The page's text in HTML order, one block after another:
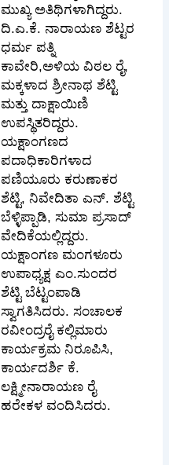
ಮುಖ್ಯ ಅತಿಥಿಗಳಾಗಿದ್ದರು.
ದಿ.ಎ.ಕೆ. ನಾರಾಯಣ ಶೆಟ್ಟರ
ಧರ್ಮ ಪತ್ನಿ
ಕಾವೇರಿ,ಅಳಿಯ ವಿಠಲ ರೈ,
ಮಕ್ಕಳಾದ ಶ್ರೀನಾಥ ಶೆಟ್ಟಿ
ಮತ್ತು ದಾಕ್ಷಾಯಿಣಿ
ಉಪಸ್ಥಿತರಿದ್ದರು.
ಯಕ್ಷಾಂಗಣದ
ಪದಾಧಿಕಾರಿಗಳಾದ
ಪಣಿಯೂರು ಕರುಣಾಕರ
ಶೆಟ್ಟಿ, ನಿವೇದಿತಾ ಎನ್. ಶೆಟ್ಟಿ
ಬೆಳ್ಳಿಪ್ಪಾಡಿ, ಸುಮಾ ಪ್ರಸಾದ್
ವೇದಿಕೆಯಲ್ಲಿದ್ದರು.
ಯಕ್ಷಾಂಗಣ ಮಂಗಳೂರು
ಉಪಾಧ್ಯಕ್ಷ ಎಂ.ಸುಂದರ
ಶೆಟ್ಟಿ ಬೆಟ್ಟಂಪಾಡಿ
ಸ್ವಾಗತಿಸಿದರು. ಸಂಚಾಲಕ
ರವೀಂದ್ರರೈ ಕಲ್ಲಿಮಾರು
ಕಾರ್ಯಕ್ರಮ ನಿರೂಪಿಸಿ,
ಕಾರ್ಯದರ್ಶಿ ಕೆ.
ಲಕ್ಷ್ಮೀನಾರಾಯಣ ರೈ
ಹರೇಕಳ ವಂದಿಸಿದರು.